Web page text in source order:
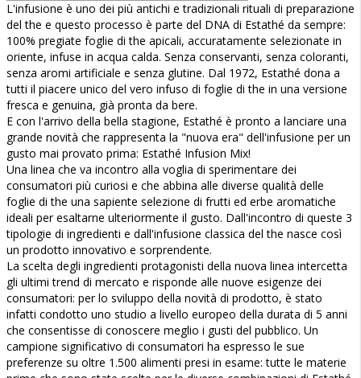
L'infusione è uno dei più antichi e tradizionali rituali di preparazione
del the e questo processo è parte del DNA di Estathé da sempre:
100% pregiate foglie di the apicali, accuratamente selezionate in
oriente, infuse in acqua calda. Senza conservanti, senza coloranti,
senza aromi artificiale e senza glutine. Dal 1972, Estathé dona a
tutti il piacere unico del vero infuso di foglie di the in una versione
fresca e genuina, già pronta da bere.
E con l'arrivo della bella stagione, Estathé è pronto a lanciare una
grande novità che rappresenta la "nuova era" dell'infusione per un
gusto mai provato prima: Estathé Infusion Mix!
Una linea che va incontro alla voglia di sperimentare dei
consumatori più curiosi e che abbina alle diverse qualità delle
foglie di the una sapiente selezione di frutti ed erbe aromatiche
ideali per esaltarne ulteriormente il gusto. Dall'incontro di queste 3
tipologie di ingredienti e dall'infusione classica del the nasce così
un prodotto innovativo e sorprendente.
La scelta degli ingredienti protagonisti della nuova linea intercetta
gli ultimi trend di mercato e risponde alle nuove esigenze dei
consumatori: per lo sviluppo della novità di prodotto, è stato
infatti condotto uno studio a livello europeo della durata di 5 anni
che consentisse di conoscere meglio i gusti del pubblico. Un
campione significativo di consumatori ha espresso le sue
preferenze su oltre 1.500 alimenti presi in esame: tutte le materie